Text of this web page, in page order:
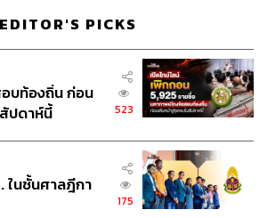
EDITOR'S PICKS
บท้องถิ่น ก่อน
ปดาห์นี้
523
ในชั้นศาลฎีกา
175